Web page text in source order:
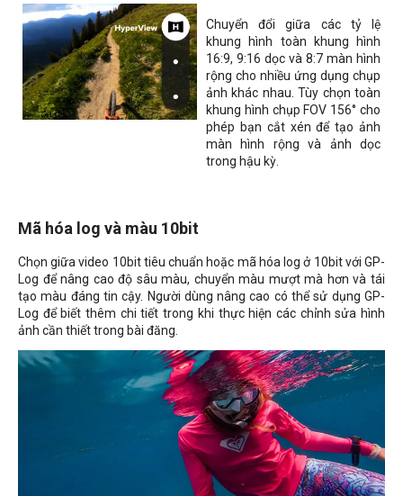
Chuyển đổi giữa các tỷ lệ
khung hình toàn khung hình
16:9, 9:16 dọc và 8:7 màn hình
rộng cho nhiều ứng dụng chụp
ảnh khác nhau. Tùy chọn toàn
khung hình chụp FOV 156° cho
phép bạn cắt xén để tạo ảnh
màn hình rộng và ảnh dọc
trong hậu kỳ.
Mã hóa log và màu 10bit
Chọn giữa video 10bit tiêu chuẩn hoặc mã hóa log ở 10bit với GP-
Log để nâng cao độ sâu màu, chuyển màu mượt mà hơn và tái
tạo màu đáng tin cậy. Người dùng nâng cao có thể sử dụng GP-
Log để biết thêm chi tiết trong khi thực hiện các chỉnh sửa hình
ảnh cần thiết trong bài đăng.